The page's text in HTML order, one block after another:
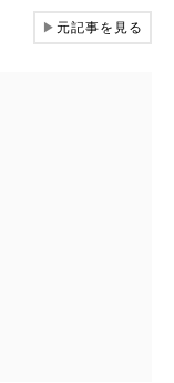
▶元記事を見る